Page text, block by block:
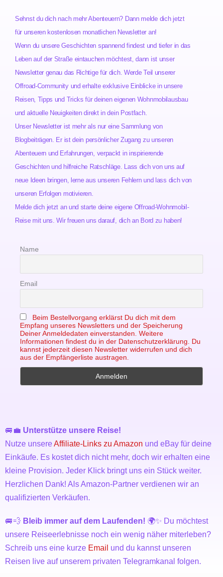
Sehnst du dich nach mehr Abenteuern? Dann melde dich jetzt
für unseren kostenlosen monatlichen Newsletter an!
Wenn du unsere Geschichten spannend findest und tiefer in das
Leben auf der Straße eintauchen möchtest, dann ist unser
Newsletter genau das Richtige für dich. Werde Teil unserer
Offroad-Community und erhalte exklusive Einblicke in unsere
Reisen, Tipps und Tricks für deinen eigenen Wohnmobilausbau
und aktuelle Neuigkeiten direkt in dein Postfach.
Unser Newsletter ist mehr als nur eine Sammlung von
Blogbeiträgen. Er ist dein persönlicher Zugang zu unseren
Abenteuern und Erfahrungen, verpackt in inspirierende
Geschichten und hilfreiche Ratschläge. Lass dich von uns auf
neue Ideen bringen, lerne aus unseren Fehlern und lass dich von
unseren Erfolgen motivieren.
Melde dich jetzt an und starte deine eigene Offroad-Wohnmobil-
Reise mit uns. Wir freuen uns darauf, dich an Bord zu haben!
Name
Email
Beim Bestellvorgang erklärst Du dich mit dem
Empfang unseres Newsletters und der Speicherung
Deiner Anmeldedaten einverstanden. Weitere
Informationen findest du in der Datenschutzerklärung. Du
kannst jederzeit diesen Newsletter widerrufen und dich
aus der Empfängerliste austragen.
🚐💼 Unterstütze unsere Reise!
Nutze unsereAffiliate-Links zu Amazon und eBay für deine
Einkäufe. Es kostet dich nicht mehr, doch wir erhalten eine
kleine Provision. Jeder Klick bringt uns ein Stück weiter.
Herzlichen Dank! Als Amazon-Partner verdienen wir an
qualifizierten Verkäufen.
🚐💨 Bleib immer auf dem Laufenden! 🌍✨ Du möchtest
unsere Reiseerlebnisse noch ein wenig näher miterleben?
Schreib uns eine kurze Email und du kannst unseren
Reisen live auf unserem privaten Telegramkanal folgen.